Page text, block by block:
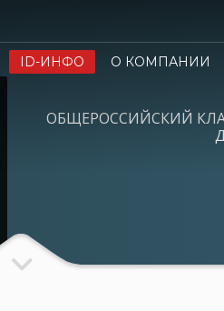
ID-ИНФО
О КОМПАНИИ
ОБЩЕРОССИЙСКИЙ